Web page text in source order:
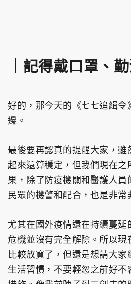
｜記得戴口罩、勤
好的，那今天的《七七追緝令
邊。
最後要再認真的提醒大家，雖
起來還算穩定，但我們現在之
果，除了防疫機關和醫護人員
民眾的機警和配合，也是非常
尤其在國外疫情還在持續蔓延
危機並沒有完全解除。所以現
比較放寬了，但還是想請大家
生活習慣，不要輕忽之前好不